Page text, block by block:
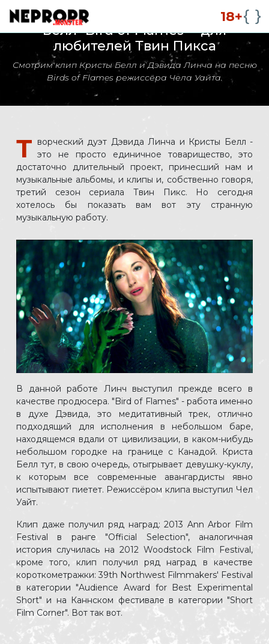
18+
Клип Дэвида Линча и Кристы
Белл "Bird of Flames" - для
любителей Твин Пикса
Смотрим клип Кристы Белл и Дэвида Линча на песню
Birds of Flames режиссёра Чела Уайта.
Т ворческий дуэт Дэвида Линча и Кристы Белл -
это не просто единичное товарищество, это
достаточно длительный проект, принесший нам и
музыкальные альбомы, и клипы и, собственно говоря,
третий сезон сериала Твин Пикс. Но сегодня
хотелось бы показать вам вот эту странную
музыкальную работу.
В данной работе Линч выступил прежде всего в
качестве продюсера. "Bird of Flames" - работа именно
в духе Дэвида, это медитативный трек, отлично
подходящий для исполнения в небольшом баре,
находящемся вдали от цивилизации, в каком-нибудь
небольшом городке на границе с Канадой. Криста
Белл тут, в свою очередь, отыгрывает девушку-куклу,
к которым все современные авангардисты явно
испытывают пиетет. Режиссёром клипа выступил Чел
Уайт.
Клип даже получил ряд наград: 2013 Ann Arbor Film
Festival в ранге "Official Selection", аналогичная
история случилась на 2012 Woodstock Film Festival,
кроме того, клип получил ряд наград в качестве
короткометражки: 39th Northwest Filmmakers' Festival
в категории "Audience Award for Best Experimental
Short" и на Каннском фестивале в категории "Short
Film Corner". Вот так вот.